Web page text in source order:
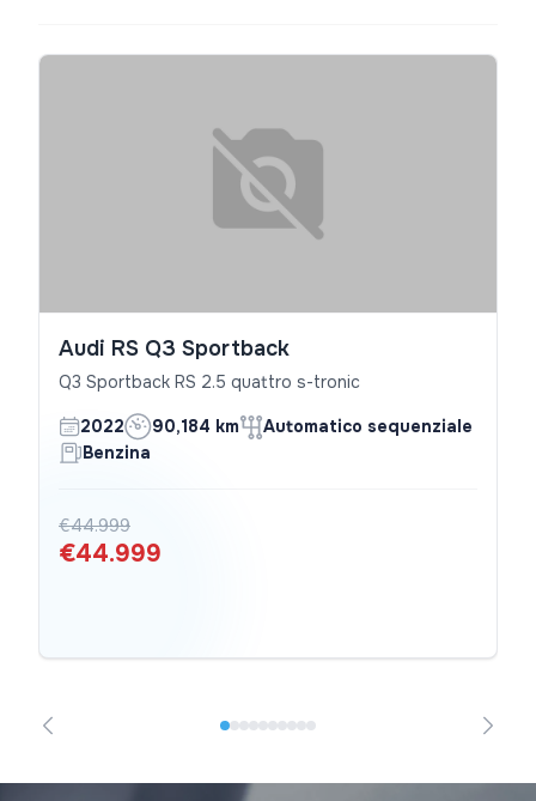
Audi RS Q3 Sportback
Q3 Sportback RS 2.5 quattro s-tronic
2022 90,184 km
Automatico sequenziale
Benzina
€44.999
€44.999